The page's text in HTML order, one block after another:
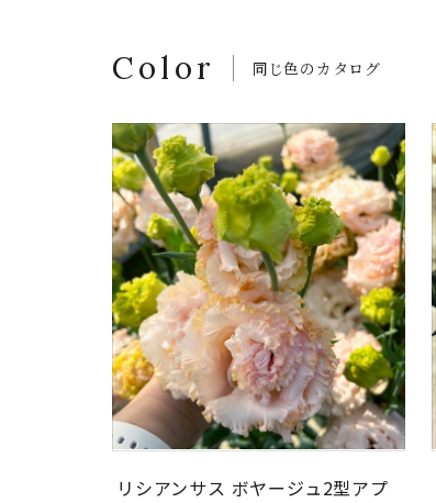
Color 同じ色のカタログ
リシアンサス ボヤージュ2型アプ